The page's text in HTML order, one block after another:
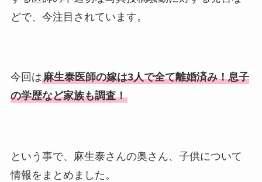
どで、今注目されています。
今回は麻生泰医師の嫁は3人で全て離婚済み！息子
の学歴など家族も調査！
という事で、麻生泰さんの奥さん、子供について
情報をまとめました。